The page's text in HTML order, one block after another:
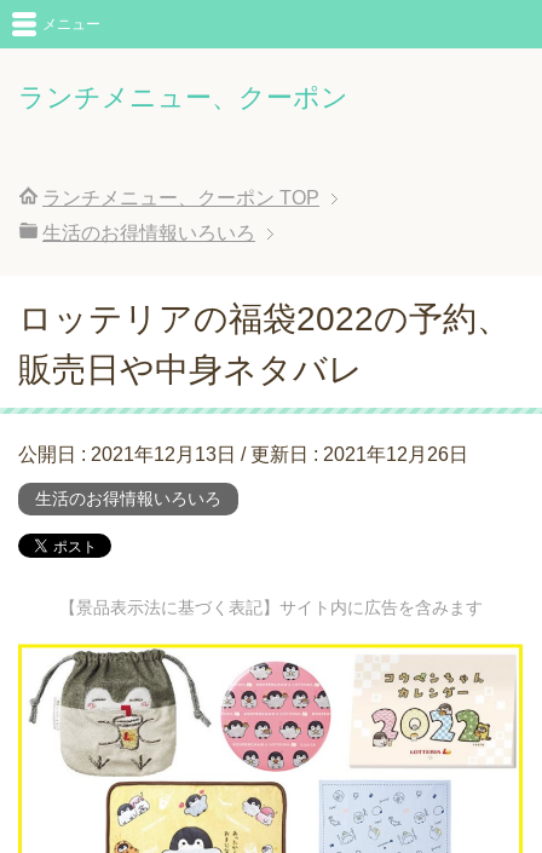
ランチメニュー、クーポン
メニュー
ランチメニュー、クーポン TOP
生活のお得情報いろいろ
ロッテリアの福袋2022の予約、
販売日や中身ネタバレ
公開日 : 2021年12月13日 / 更新日 : 2021年12月26日
生活のお得情報いろいろ
【景品表示法に基づく表記】サイト内に広告を含みます